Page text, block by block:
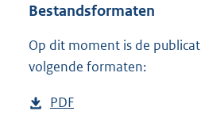
Bestandsformaten
Op dit moment is de
volgende formaten:
D
PDF